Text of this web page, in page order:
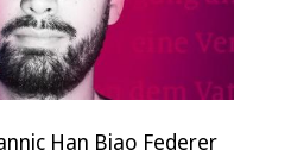
Han Biao Federer